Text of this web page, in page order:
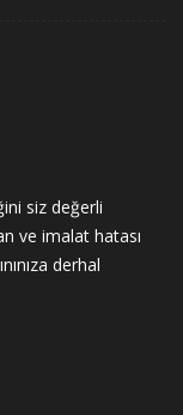
siz değerli
ve imalat hatası
derhal